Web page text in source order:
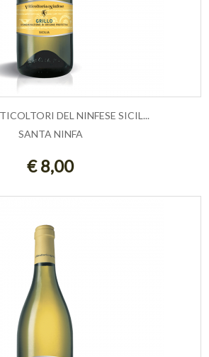
ESAURITO
DEL NINFESE SICIL...
SANTA NINFA
€ 8,00